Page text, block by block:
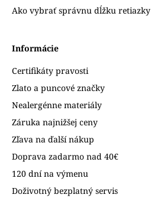
Ako vybrať správnu dĺžku retiazky
Informácie
Certifikáty pravosti
Zlato a puncové značky
Nealergénne materiály
Záruka najnižšej ceny
Zľava na ďalší nákup
Doprava zadarmo nad 40€
120 dní na výmenu
Doživotný bezplatný servis